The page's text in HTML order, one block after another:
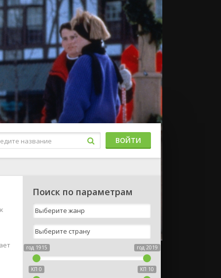
ВОЙТИ
Поиск по параметрам
год 1915 год 2019
КП 0 КП 10